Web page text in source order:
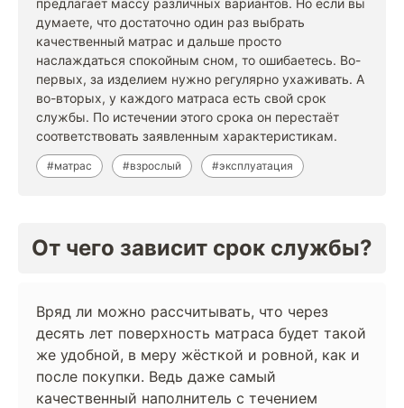
предлагает массу различных вариантов. Но если вы
думаете, что достаточно один раз выбрать
качественный матрас и дальше просто
наслаждаться спокойным сном, то ошибаетесь. Во-
первых, за изделием нужно регулярно ухаживать. А
во-вторых, у каждого матраса есть свой срок
службы. По истечении этого срока он перестаёт
соответствовать заявленным характеристикам.
#матрас #взрослый #эксплуатация
От чего зависит срок службы?
Вряд ли можно рассчитывать, что через
десять лет поверхность матраса будет такой
же удобной, в меру жёсткой и ровной, как и
после покупки. Ведь даже самый
качественный наполнитель с течением